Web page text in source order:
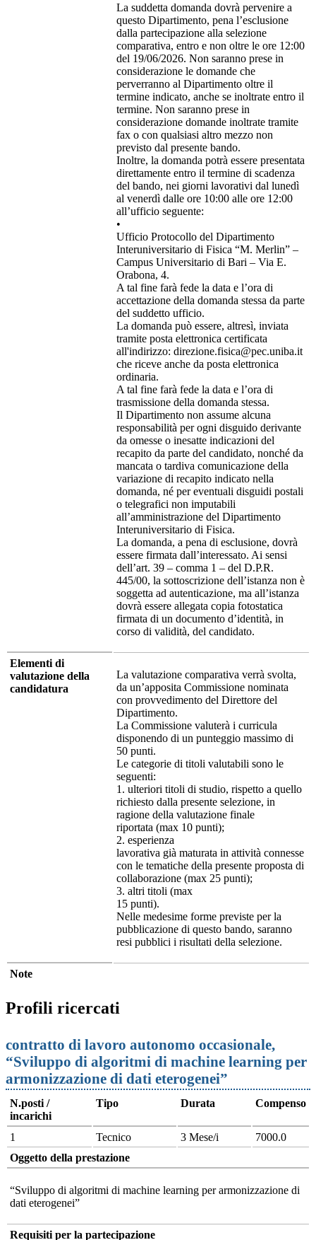
La suddetta domanda dovrà pervenire a
questo Dipartimento, pena l’esclusione
dalla partecipazione alla selezione
comparativa, entro e non oltre le ore 12:00
del 19/06/2026. Non saranno prese in
considerazione le domande che
perverranno al Dipartimento oltre il
termine indicato, anche se inoltrate entro il
termine. Non saranno prese in
considerazione domande inoltrate tramite
fax o con qualsiasi altro mezzo non
previsto dal presente bando.
Inoltre, la domanda potrà essere presentata
direttamente entro il termine di scadenza
del bando, nei giorni lavorativi dal lunedì
al venerdì dalle ore 10:00 alle ore 12:00
all’ufficio seguente:
•
Ufficio Protocollo del Dipartimento
Interuniversitario di Fisica “M. Merlin” –
Campus Universitario di Bari – Via E.
Orabona, 4.
A tal fine farà fede la data e l’ora di
accettazione della domanda stessa da parte
del suddetto ufficio.
La domanda può essere, altresì, inviata
tramite posta elettronica certificata
all'indirizzo: direzione.fisica@pec.uniba.it
che riceve anche da posta elettronica
ordinaria.
A tal fine farà fede la data e l’ora di
trasmissione della domanda stessa.
Il Dipartimento non assume alcuna
responsabilità per ogni disguido derivante
da omesse o inesatte indicazioni del
recapito da parte del candidato, nonché da
mancata o tardiva comunicazione della
variazione di recapito indicato nella
domanda, né per eventuali disguidi postali
o telegrafici non imputabili
all’amministrazione del Dipartimento
Interuniversitario di Fisica.
La domanda, a pena di esclusione, dovrà
essere firmata dall’interessato. Ai sensi
dell’art. 39 – comma 1 – del D.P.R.
445/00, la sottoscrizione dell’istanza non è
soggetta ad autenticazione, ma all’istanza
dovrà essere allegata copia fotostatica
firmata di un documento d’identità, in
corso di validità, del candidato.
Elementi di
valutazione della
candidatura
La valutazione comparativa verrà svolta,
da un’apposita Commissione nominata
con provvedimento del Direttore del
Dipartimento.
La Commissione valuterà i curricula
disponendo di un punteggio massimo di
50 punti.
Le categorie di titoli valutabili sono le
seguenti:
1. ulteriori titoli di studio, rispetto a quello
richiesto dalla presente selezione, in
ragione della valutazione finale
riportata (max 10 punti);
2. esperienza
lavorativa già maturata in attività connesse
con le tematiche della presente proposta di
collaborazione (max 25 punti);
3. altri titoli (max
15 punti).
Nelle medesime forme previste per la
pubblicazione di questo bando, saranno
resi pubblici i risultati della selezione.
Note
Profili ricercati
contratto di lavoro autonomo occasionale,
“Sviluppo di algoritmi di machine learning per
armonizzazione di dati eterogenei”
N.posti /
incarichi
Tipo Durata Compenso
1 Tecnico 3 Mese/i
7000.0
Oggetto della prestazione
“Sviluppo di algoritmi di machine learning per armonizzazione di
dati eterogenei”
Requisiti per la partecipazione